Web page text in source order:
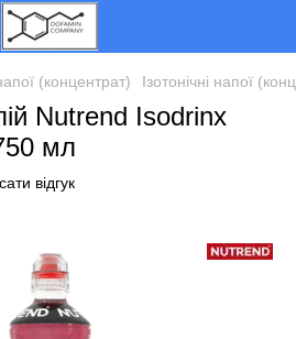
(концентрат) Ізотонічні напої
Nutrend Isodrinx
мл
відгук